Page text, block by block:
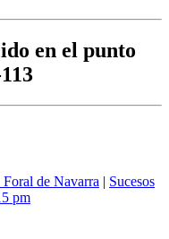
en el punto
de Navarra | Sucesos
pm